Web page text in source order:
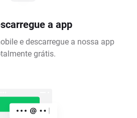
a app
e descarregue a nossa app
grátis.